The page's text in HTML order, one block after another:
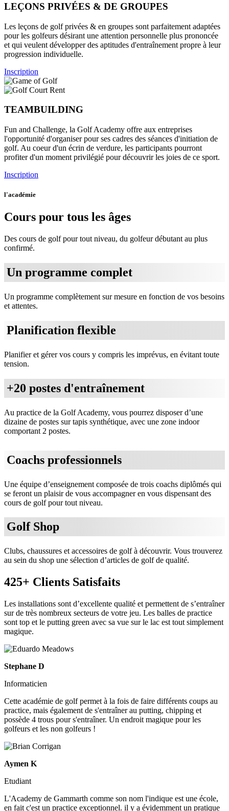
LEÇONS PRIVÉES & DE GROUPES
Les leçons de golf privées & en groupes sont parfaitement adaptées
pour les golfeurs désirant une attention personnelle plus prononcée
et qui veulent développer des aptitudes d'entraînement propre à leur
progression individuelle.
Inscription
TEAMBUILDING
Fun and Challenge, la Golf Academy offre aux entreprises
l'opportunité d'organiser pour ses cadres des séances d'initiation de
golf. Au coeur d'un écrin de verdure, les participants pourront
profiter d'un moment privilégié pour découvrir les joies de ce sport.
Inscription
l'académie
Cours pour tous les âges
Des cours de golf pour tout niveau, du golfeur débutant au plus
confirmé.
Un programme complet
Un programme complètement sur mesure en fonction de vos besoins
et attentes.
Planification flexible
Planifier et gérer vos cours y compris les imprévus, en évitant toute
tension.
+20 postes d'entraînement
Au practice de la Golf Academy, vous pourrez disposer d’une
dizaine de postes sur tapis synthétique, avec une zone indoor
comportant 2 postes.
Coachs professionnels
Une équipe d’enseignement composée de trois coachs diplômés qui
se feront un plaisir de vous accompagner en vous dispensant des
cours de golf pour tout niveau.
Golf Shop
Clubs, chaussures et accessoires de golf à découvrir. Vous trouverez
au sein du shop une sélection d’articles de golf de qualité.
425+ Clients Satisfaits
Les installations sont d’excellente qualité et permettent de s’entraîner
sur de très nombreux secteurs de votre jeu. Les balles de practice
sont top et le putting green avec sa vue sur le lac est tout simplement
magique.
Stephane D
Informaticien
Cette académie de golf permet à la fois de faire différents coups au
practice, mais également de s'entraîner au putting, chipping et
possède 4 trous pour s'entraîner. Un endroit magique pour les
golfeurs et les non golfeurs !
Aymen K
Etudiant
L'Academy de Gammarth comme son nom l'indique est une école,
en fait c'est un practice exceptionnel. il y a évidemment un pratique